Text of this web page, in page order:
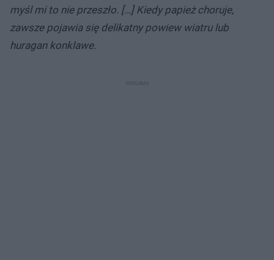
myśl mi to nie przeszło. […] Kiedy papież choruje,
zawsze pojawia się delikatny powiew wiatru lub
huragan konklawe.